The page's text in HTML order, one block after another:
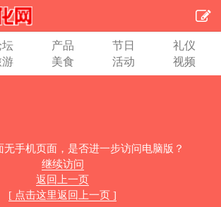
坛 产品 节日
礼仪
游 美食 活动 视频
无手机页面，是否进一步访问电脑版？
继续访问
返回上一页
[ 点击这里返回上一页 ]